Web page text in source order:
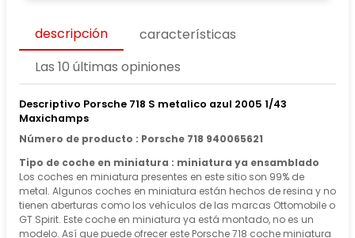
descripción
características
Las 10 últimas opiniones
Descriptivo Porsche 718 S metalico azul 2005 1/43
Maxichamps
Número de producto : Porsche 718 940065621
Tipo de coche en miniatura : miniatura ya ensamblado
Los coches en miniatura presentes en este sitio son 99% de
metal. Algunos coches en miniatura están hechos de resina y no
tienen aberturas como los vehículos de las marcas Ottomobile o
GT Spirit. Este coche en miniatura ya está montado, no es un
modelo. Así que puede ofrecer este Porsche 718 coche miniatura